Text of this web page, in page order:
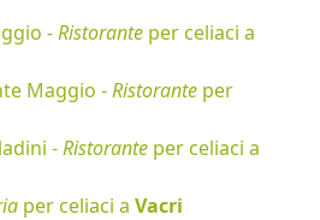
-Ristorante per celiaci a
Maggio -Ristorante per
-Ristorante per celiaci a
per celiaci a Vacri